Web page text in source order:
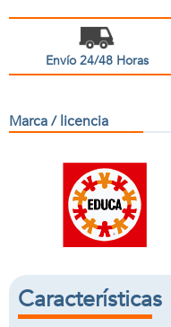
Envío 24/48 Horas
Marca / licencia
Características